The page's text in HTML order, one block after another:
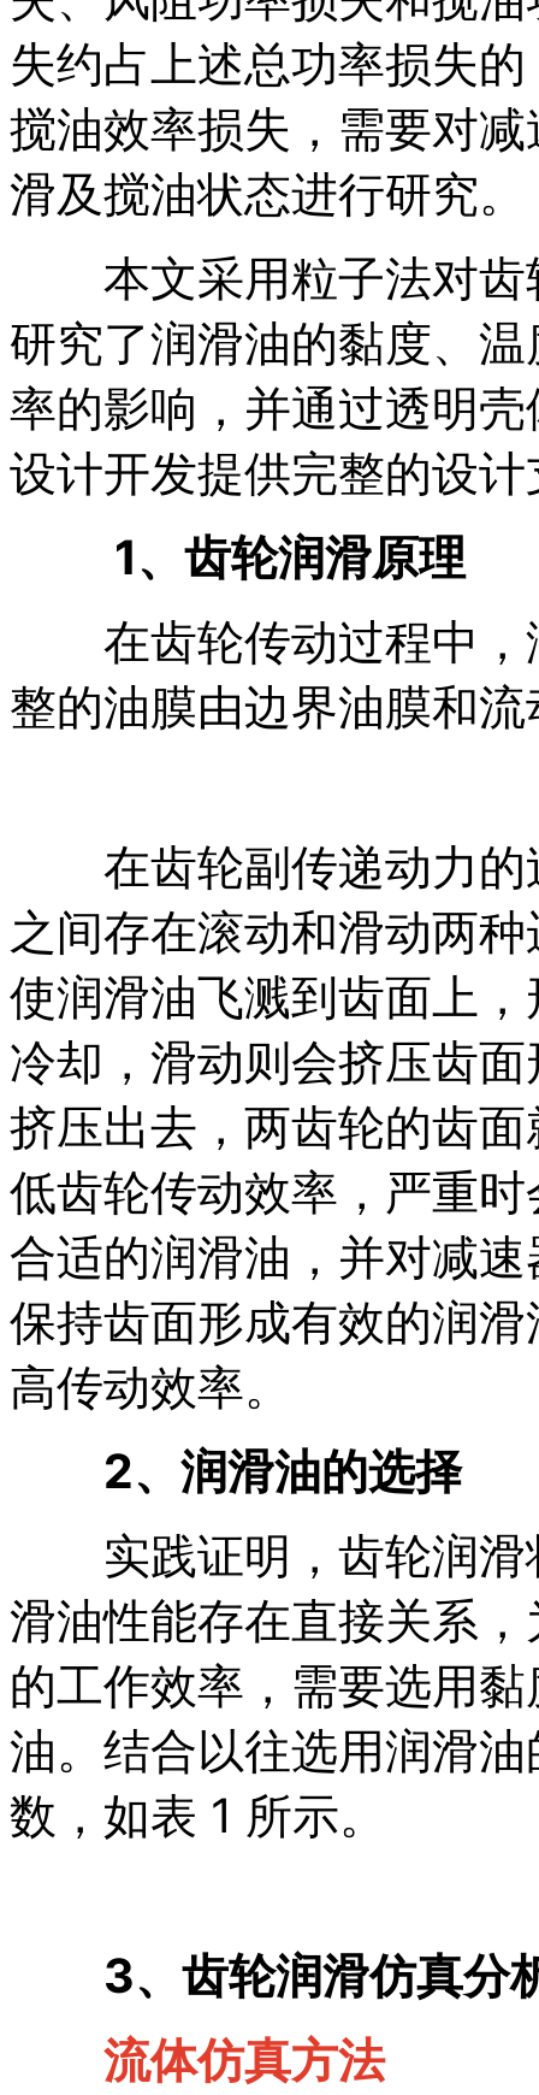
失约占上述总功率损失
搅油效率损失，需要对
滑及搅油状态进行研究。
本文采用粒子法对齿
研究了润滑油的黏度、
率的影响，并通过透明
设计开发提供完整的设
1、齿轮润滑原理
在齿轮传动过程中，
整的油膜由边界油膜和
在齿轮副传递动力的
之间存在滚动和滑动两
使润滑油飞溅到齿面上
冷却，滑动则会挤压齿
挤压出去，两齿轮的齿
低齿轮传动效率，严重
合适的润滑油，并对减
保持齿面形成有效的润
高传动效率。
2、润滑油的选择
实践证明，齿轮润滑
滑油性能存在直接关系
的工作效率，需要选用
油。结合以往选用润滑
数，如表 1 所示。
3、齿轮润滑仿真分
流体仿真方法